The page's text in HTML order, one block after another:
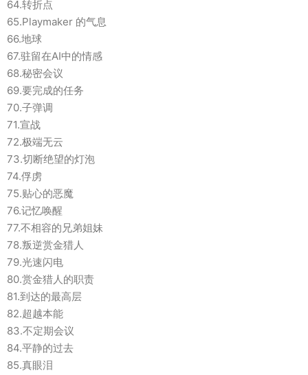
64.转折点
65.Playmaker 的气息
66.地球
67.驻留在AI中的情感
68.秘密会议
69.要完成的任务
70.子弹调
71.宣战
72.极端无云
73.切断绝望的灯泡
74.俘虏
75.贴心的恶魔
76.记忆唤醒
77.不相容的兄弟姐妹
78.叛逆赏金猎人
79.光速闪电
80.赏金猎人的职责
81.到达的最高层
82.超越本能
83.不定期会议
84.平静的过去
85.真眼泪